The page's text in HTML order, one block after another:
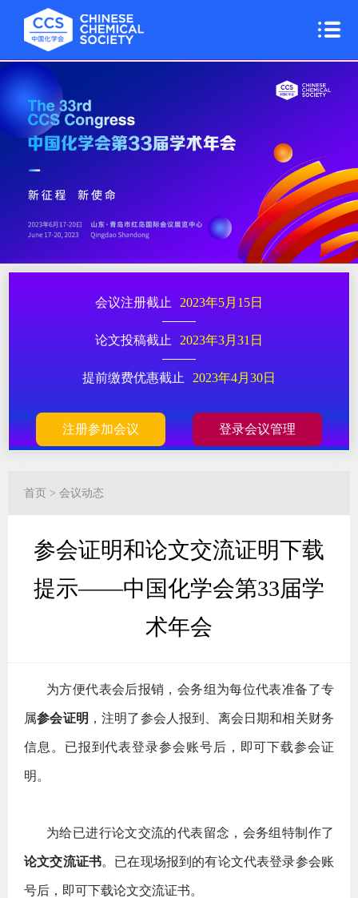
会议注册截止 2023年5月15日
论文投稿截止 2023年3月31日
提前缴费优惠截止 2023年4月30日
注册参加会议 登录会议管理
首页 > 会议动态
参会证明和论文交流证明下载
提示——中国化学会第33届学
术年会
为方便代表会后报销，会务组为每位代表准备了专
属参会证明 ，注明了参会人报到、离会日期和相关财务
信息。已报到代表登录参会账号后，即可下载参会证
明。
为给已进行论文交流的代表留念，会务组特制作了
论文交流证书。已在现场报到的有论文代表登录参会账
号后，即可下载论文交流证书。